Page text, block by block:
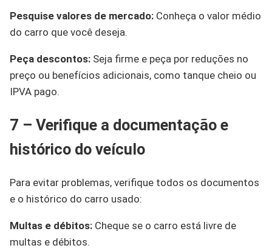
Pesquise valores de mercado: Conheça o valor médio
do carro que você deseja.
Peça descontos: Seja firme e peça por reduções no
preço ou benefícios adicionais, como tanque cheio ou
IPVA pago.
7 – Verifique a documentação e
histórico do veículo
Para evitar problemas, verifique todos os documentos
e o histórico do carro usado:
Multas e débitos: Cheque se o carro está livre de
multas e débitos.